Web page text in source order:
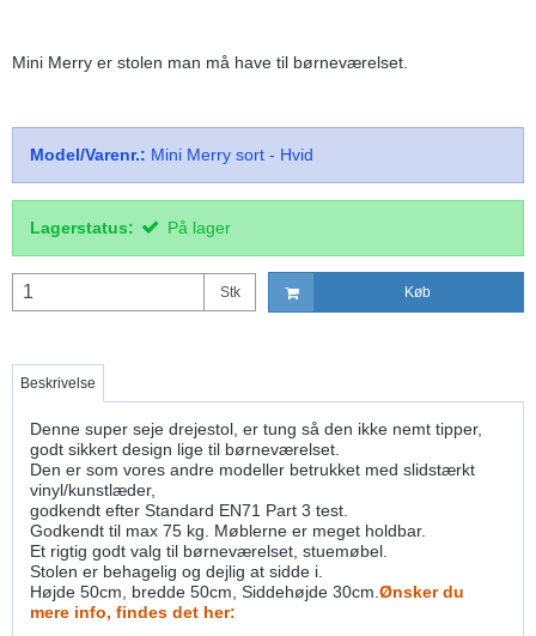
Mini Merry er stolen man må have til børneværelset.
Model/Varenr.: Mini Merry sort - Hvid
Lagerstatus: På lager
Stk Køb
Beskrivelse
Denne super seje drejestol, er tung så den ikke nemt tipper,
godt sikkert design lige til børneværelset.
Den er som vores andre modeller betrukket med slidstærkt
vinyl/kunstlæder,
godkendt efter Standard EN71 Part 3 test.
Godkendt til max 75 kg. Møblerne er meget holdbar.
Et rigtig godt valg til børneværelset, stuemøbel.
Stolen er behagelig og dejlig at sidde i.
Højde 50cm, bredde 50cm, Siddehøjde 30cm. Ønsker du
mere info, findes det her: